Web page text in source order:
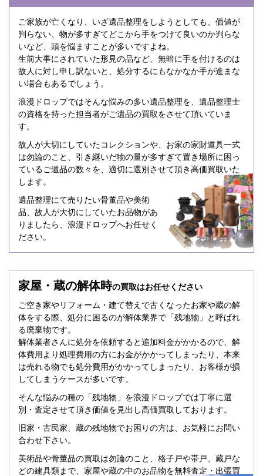
ご家族が亡くなり、いざ遺品整理をしようとしても、価値が
判らない、物が多すぎてどこから手をつけて良いのか判らな
いなど、頭を悩ますことが多いですよね。
生前大事にされていた形見の品など、無暗に手を付けるのは
故人に対し申し訳ないと、処分するにもなかなか手が進まな
い場合もあるでしょう。
浪漫ドロップではそんな悩みの多い遺品整理を、遺品整理士
の資格を持った担当者がご遺品の買取をさせて頂いていま
す。
故人が大切にしていたコレクションや、お家の家財道具一式
は勿論のこと、引き継いだ物の量が多すぎて置き場所に困っ
ているご遺品の数々を、適切に選別させて頂き高価買取いた
します。
遺品整理にて売りたい骨董品や美術
品、故人が大切にしていたお品物があ
りましたら、浪漫ドロップへお任せく
ださい。
家屋・蔵の解体時の買取はお任せください
ご空き家やリフォーム・建て替えで古くなったお家や蔵の解
体をする際、処分に困るのが解体業界で「残地物」と呼ばれ
る廃棄物です。
解体業者さんに処分を依頼すると追加料金がかかるので、解
体費用より処理費用の方にお金がかかってしまったり、本来
は売れる物でも処分費用がかかってしまったり、お客様が損
してしまうケースが多いです。
そんな悩みの種の「残地物」を浪漫ドロップでは丁寧に選
別・査定させて頂き価値を見出し高価買取しております。
旧家・古民家、蔵の残地物でお困りの方は、お気軽にお問い
合わせ下さい。
美術品や骨董品の買取は勿論のこと、格子戸や帯戸、藏戸な
どの建具類まで、家屋や蔵の中のお品物を無料査定・出張買